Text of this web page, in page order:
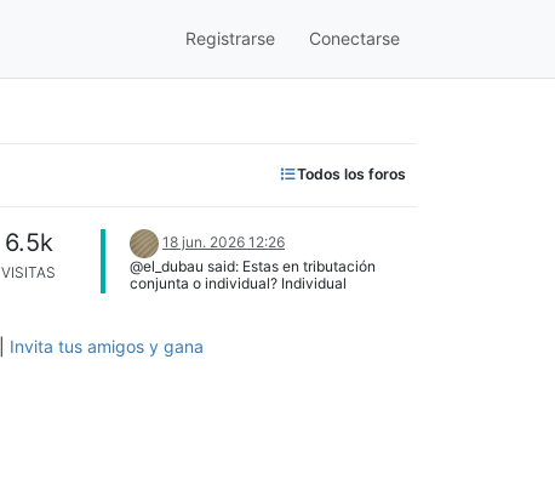
Registrarse Conectarse
Todos los foros
6.5k
VISITAS
18 jun. 2026 12:26
@el_dubau said: Estas en tributación
conjunta o individual? Individual
Invita tus amigos y gana